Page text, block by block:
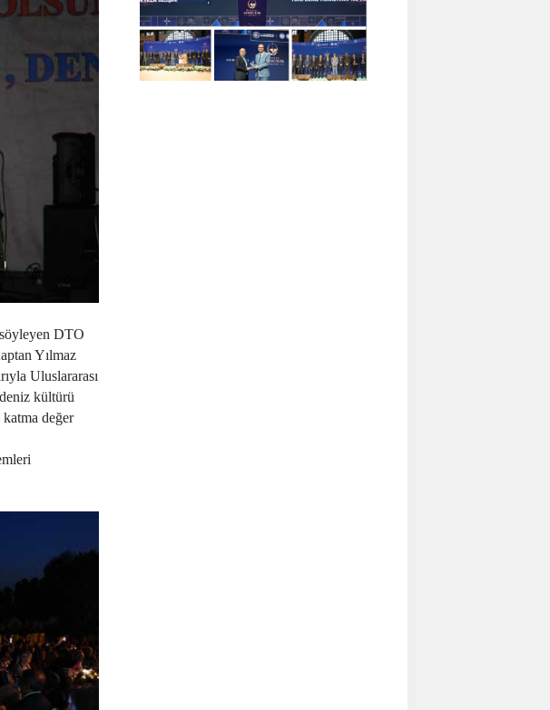
DTO
Yılmaz
Uluslararası
kültürü
katma değer